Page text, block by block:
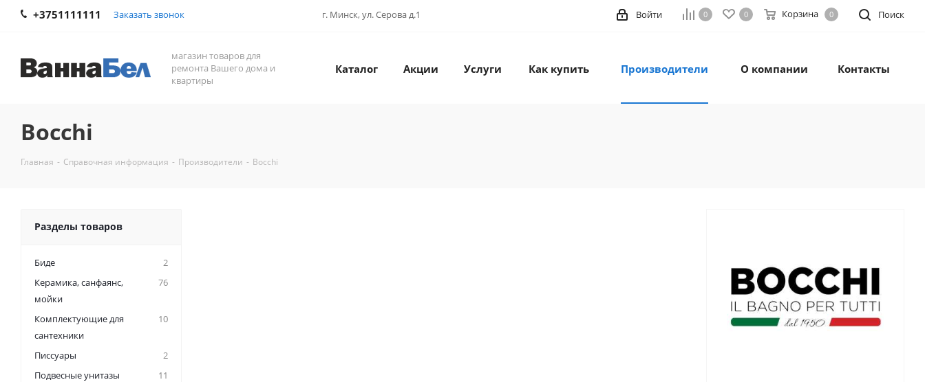
+3751111111 Заказать звонок г. Минск, ул. Серова д.1 Поиск
0 0 Корзина 0
Войти
магазин товаров для
ремонта Вашего дома и
квартиры
Каталог Акции Услуги Как купить Производители О компании Контакты
Bocchi
Главная - Справочная информация - Производители - Bocchi
Разделы товаров
Биде
2
Керамикa, санфаянс,
мойки
76
Комплектующие для
сантехники
10
Писсуары
2
Подвесные унитазы
11